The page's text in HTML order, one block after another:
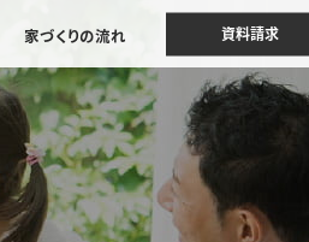
家づくりの流れ 資料請求